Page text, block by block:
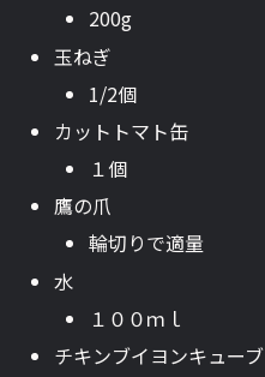
200g
玉ねぎ
1/2個
カットトマト缶
１個
鷹の爪
輪切りで適量
水
１００ｍｌ
チキンブイヨンキューブ